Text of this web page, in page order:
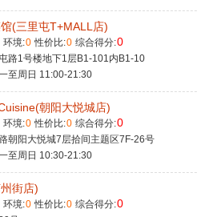
馆(三里屯T+MALL店)
环境:0 性价比:0 综合得分:0
路1号楼地下1层B1-101内B1-10
至周日 11:00-21:30
朝阳大悦城店)
环境:0 性价比:0 综合得分:0
朝阳大悦城7层拾间主题区7F-26号
至周日 10:30-21:30
街店)
环境:0 性价比:0 综合得分:0